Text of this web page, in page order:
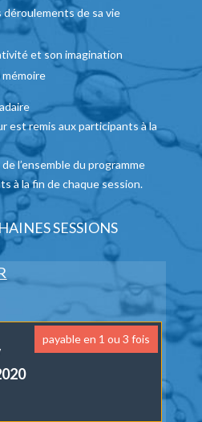
de sa vie
et son imagination
est remis aux participants à la
l’ensemble du programme
à la fin de chaque session.
SESSIONS
payable en 1 ou 3 fois